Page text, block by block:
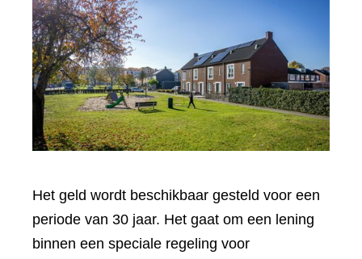
Het geld wordt beschikbaar gesteld voor een
periode van 30 jaar. Het gaat om een lening
binnen een speciale regeling voor